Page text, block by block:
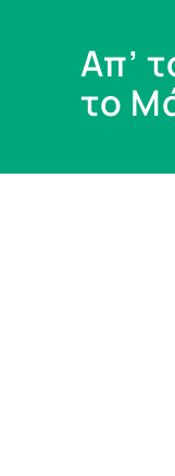
Απ’
το